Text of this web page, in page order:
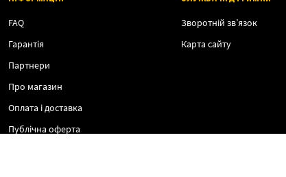
FAQ
Гарантія
Партнери
Про магазин
Оплата і доставка
Публічна оферта
Зворотній зв’язок
Карта сайту